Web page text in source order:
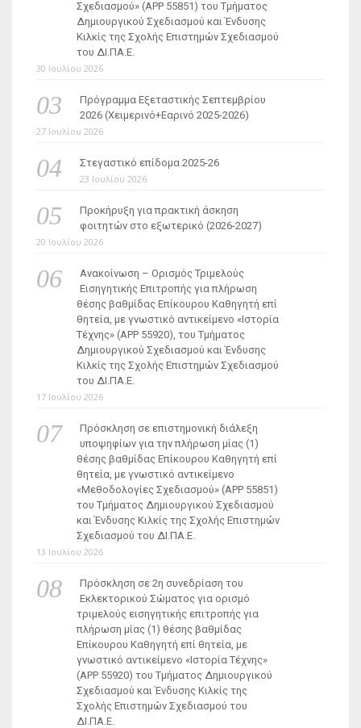
Σχεδιασμού» (ΑΡΡ 55851) του Τμήματος
Δημιουργικού Σχεδιασμού και Ένδυσης
Κιλκίς της Σχολής Επιστημών Σχεδιασμού
του ΔΙ.ΠΑ.Ε.
30 Ιουλίου 2026
Πρόγραμμα Εξεταστικής Σεπτεμβρίου
2026 (Χειμερινό+Εαρινό 2025-2026)
27 Ιουλίου 2026
Στεγαστικό επίδομα 2025-26
23 Ιουλίου 2026
Προκήρυξη για πρακτική άσκηση
φοιτητών στο εξωτερικό (2026-2027)
20 Ιουλίου 2026
Ανακοίνωση – Ορισμός Τριμελούς
Εισηγητικής Επιτροπής για πλήρωση
θέσης βαθμίδας Επίκουρου Καθηγητή επί
θητεία, με γνωστικό αντικείμενο «Ιστορία
Τέχνης» (ΑΡΡ 55920), του Τμήματος
Δημιουργικού Σχεδιασμού και Ένδυσης
Κιλκίς της Σχολής Επιστημών Σχεδιασμού
του ΔΙ.ΠΑ.Ε.
17 Ιουλίου 2026
Πρόσκληση σε επιστημονική διάλεξη
υποψηφίων για την πλήρωση μίας (1)
θέσης βαθμίδας Επίκουρου Καθηγητή επί
θητεία, με γνωστικό αντικείμενο
«Μεθοδολογίες Σχεδιασμού» (ΑΡΡ 55851)
του Τμήματος Δημιουργικού Σχεδιασμού
και Ένδυσης Κιλκίς της Σχολής Επιστημών
Σχεδιασμού του ΔΙ.ΠΑ.Ε.
13 Ιουλίου 2026
Πρόσκληση σε 2η συνεδρίαση του
Εκλεκτορικού Σώματος για ορισμό
τριμελούς εισηγητικής επιτροπής για
πλήρωση μίας (1) θέσης βαθμίδας
Επίκουρου Καθηγητή επί θητεία, με
γνωστικό αντικείμενο «Ιστορία Τέχνης»
(ΑΡΡ 55920) του Τμήματος Δημιουργικού
Σχεδιασμού και Ένδυσης Κιλκίς της
Σχολής Επιστημών Σχεδιασμού του
ΔΙ.ΠΑ.Ε.